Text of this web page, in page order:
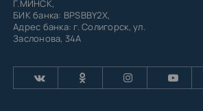
Г.МИНСК,
БИК банка: BPSBBY2X,
Адрес банка: г. Солигорск, ул.
Заслонова, 34А